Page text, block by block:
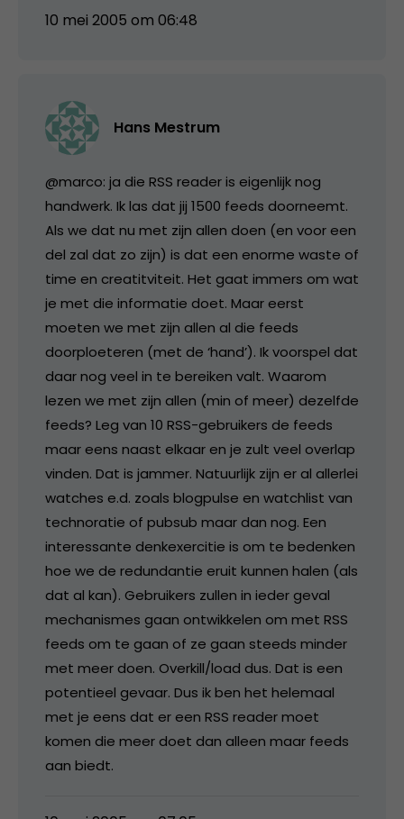
10 mei 2005 om 06:48
Hans Mestrum
@marco: ja die RSS reader is eigenlijk nog
handwerk. Ik las dat jij 1500 feeds doorneemt.
Als we dat nu met zijn allen doen (en voor een
del zal dat zo zijn) is dat een enorme waste of
time en creatitviteit. Het gaat immers om wat
je met die informatie doet. Maar eerst
moeten we met zijn allen al die feeds
doorploeteren (met de ‘hand’). Ik voorspel dat
daar nog veel in te bereiken valt. Waarom
lezen we met zijn allen (min of meer) dezelfde
feeds? Leg van 10 RSS-gebruikers de feeds
maar eens naast elkaar en je zult veel overlap
vinden. Dat is jammer. Natuurlijk zijn er al allerlei
watches e.d. zoals blogpulse en watchlist van
technoratie of pubsub maar dan nog. Een
interessante denkexercitie is om te bedenken
hoe we de redundantie eruit kunnen halen (als
dat al kan). Gebruikers zullen in ieder geval
mechanismes gaan ontwikkelen om met RSS
feeds om te gaan of ze gaan steeds minder
met meer doen. Overkill/load dus. Dat is een
potentieel gevaar. Dus ik ben het helemaal
met je eens dat er een RSS reader moet
komen die meer doet dan alleen maar feeds
aan biedt.